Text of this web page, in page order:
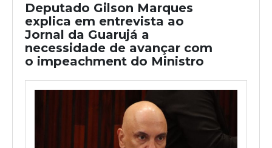
Deputado Gilson Marques
explica em entrevista ao
Jornal da Guarujá a
necessidade de avançar com
o impeachment do Ministro